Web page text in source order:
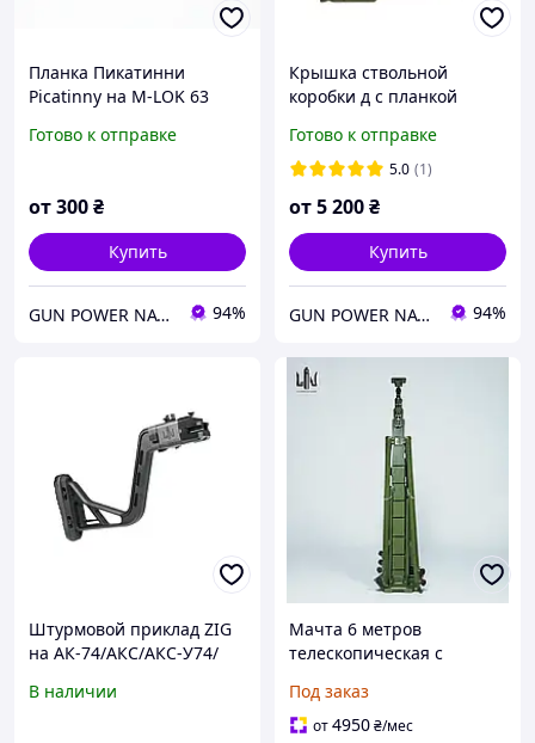
Планка Пикатинни
Picatinny на M-LOK 63
крепления для фонаря
Готово к отправке
от300₴
Купить
GUN POWER NATION 94%
Крышка ствольной
коробки д с планкой
Готово к отправке
5.0 (1)
от5 200₴
Купить
GUN POWER NATION 94%
Штурмовой приклад ZIG
на АК-74/АКС/АКС-У74/
В наличии
Мачта 6 метров
телескопическая с
Под заказ
от4950₴/мес